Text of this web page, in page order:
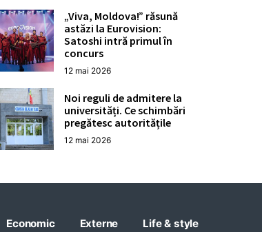
„Viva, Moldova!” răsună
astăzi la Eurovision:
Satoshi intră primul în
concurs
12 mai 2026
Noi reguli de admitere la
universități. Ce schimbări
pregătesc autoritățile
12 mai 2026
Economic Externe Life & style